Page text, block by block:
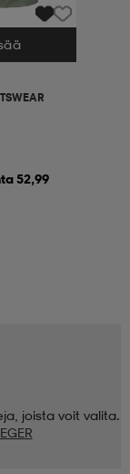
52,99
joista voit valita.